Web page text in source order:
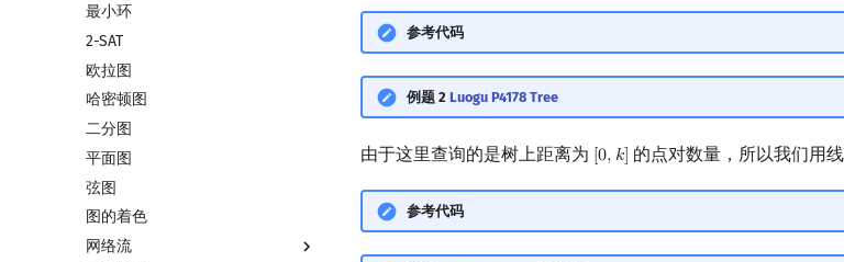
双连通分量
割点和桥
圆方树
点/边连通度
最小环
2-SAT
欧拉图
哈密顿图
二分图
平面图
弦图
图的着色
网络流
参考代码
例题 2 Luogu P4178 Tree
由于这里查询的是树上距离为 [0, 𝑘]
[0, k] 的点对数量，所以我们用
参考代码